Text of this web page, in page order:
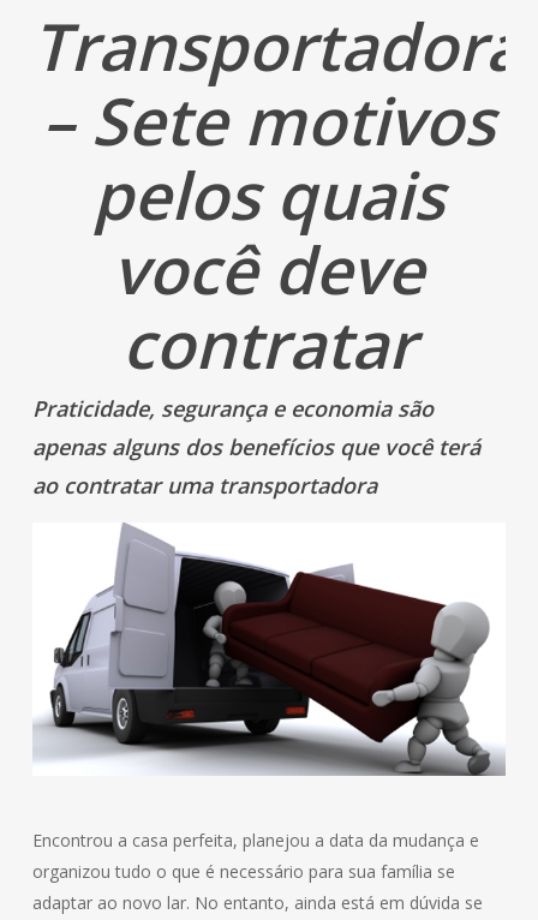
Transportadora
– Sete motivos
pelos quais
você deve
contratar
Praticidade, segurança e economia são
apenas alguns dos benefícios que você terá
ao contratar uma transportadora
Encontrou a casa perfeita, planejou a data da mudança e
organizou tudo o que é necessário para sua família se
adaptar ao novo lar. No entanto, ainda está em dúvida se